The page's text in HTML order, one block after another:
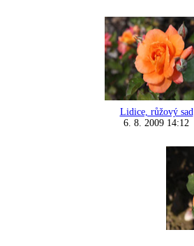
Lidice, růžový sad
6. 8. 2009 14:12